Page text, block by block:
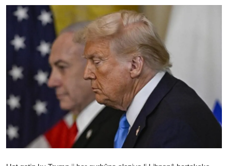
Wêne
Arşiv
Têkilî
Türkçe Kurdi